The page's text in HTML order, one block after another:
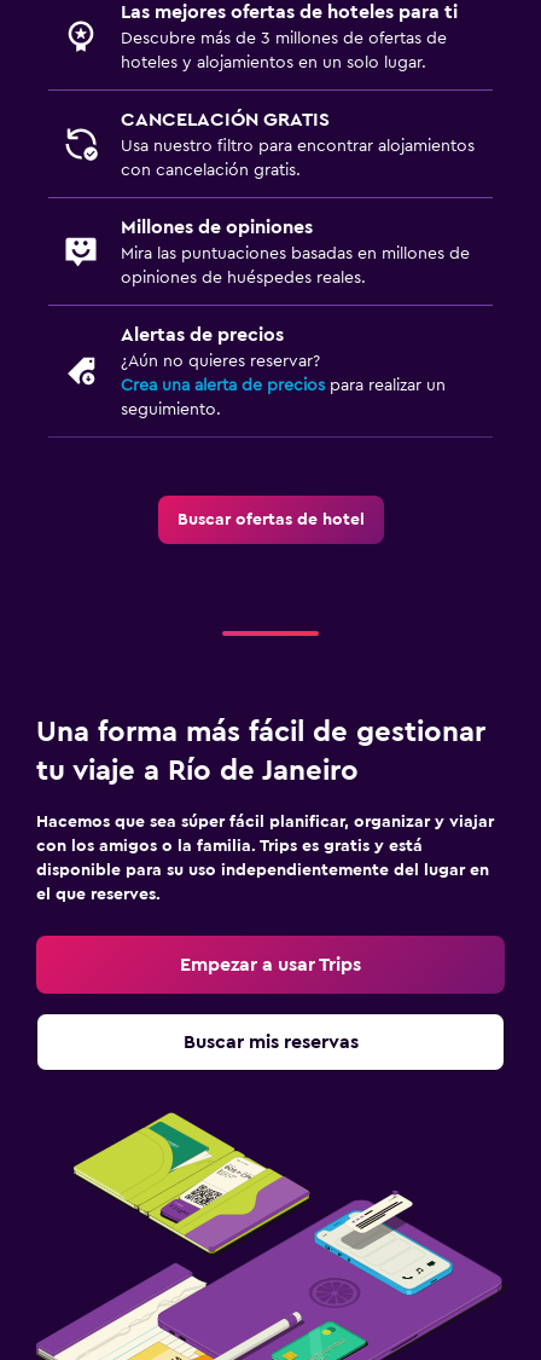
Las mejores ofertas de hoteles para ti
Descubre más de 3 millones de ofertas de
hoteles y alojamientos en un solo lugar.
CANCELACIÓN GRATIS
Usa nuestro filtro para encontrar alojamientos
con cancelación gratis.
Millones de opiniones
Mira las puntuaciones basadas en millones de
opiniones de huéspedes reales.
Alertas de precios
¿Aún no quieres reservar?
Crea una alerta de precios para realizar un
seguimiento.
Buscar ofertas de hotel
Una forma más fácil de gestionar
tu viaje a Río de Janeiro
Hacemos que sea súper fácil planificar, organizar y viajar
con los amigos o la familia. Trips es gratis y está
disponible para su uso independientemente del lugar en
el que reserves.
Empezar a usar Trips
Buscar mis reservas